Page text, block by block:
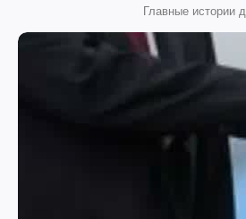
Главные истории